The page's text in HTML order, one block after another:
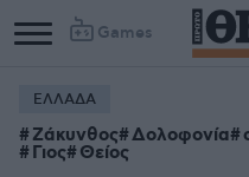
Games
ΕΛΛΑΔΑ
Ζάκυνθος Δολοφονία
Γιος Θείος